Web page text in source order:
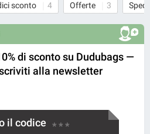
sconto 4 Offerte 3
di sconto su Dudubags —
alla newsletter
il codice * * *